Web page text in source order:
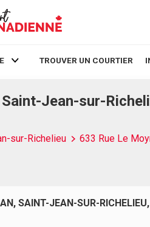
TROUVER UN COURTIER
Jean-sur-
sur-Richelieu 633 Rue Le
SAINT-JEAN-SUR-